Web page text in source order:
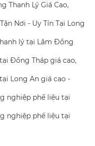
Thanh Lý Giá Cao,
Nơi - Uy Tín Tại Long
lý tại Lâm Đồng
Đồng Tháp giá cao,
Long An giá cao -
nghiệp phế liệu tại
nghiệp phế liệu tại